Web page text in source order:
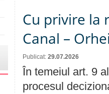
Cu privire la
Canal –
Publicat: 29.07.2026
În temeiul art. 9
procesul